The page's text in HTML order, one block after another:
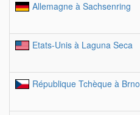
Allemagne à Sachsenring
Etats-Unis à Laguna Seca
République Tchèque à Brno